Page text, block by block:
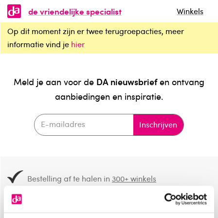
de vriendelijke specialist
Winkels
Op dit moment zijn er twee terugroepacties, meer
informatie vind je hier
Meld je aan voor de DA nieuwsbriefen ontvang
aanbiedingen en inspiratie.
Inschrijven
Bestelling af te halen in300+ winkels